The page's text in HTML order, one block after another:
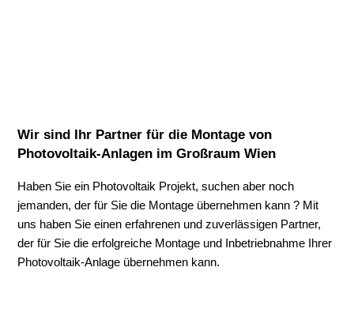
Wir sind Ihr Partner für die Montage von
Photovoltaik-Anlagen im Großraum Wien
Haben Sie ein Photovoltaik Projekt, suchen aber noch
jemanden, der für Sie die Montage übernehmen kann ? Mit
uns haben Sie einen erfahrenen und zuverlässigen Partner,
der für Sie die erfolgreiche Montage und Inbetriebnahme Ihrer
Photovoltaik-Anlage übernehmen kann.